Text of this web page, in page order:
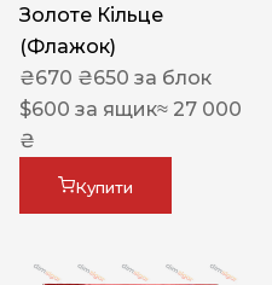
Золоте Кільце
(Флажок)
₴670 ₴650 за блок
$600 за ящик≈ 27 000
₴
Купити